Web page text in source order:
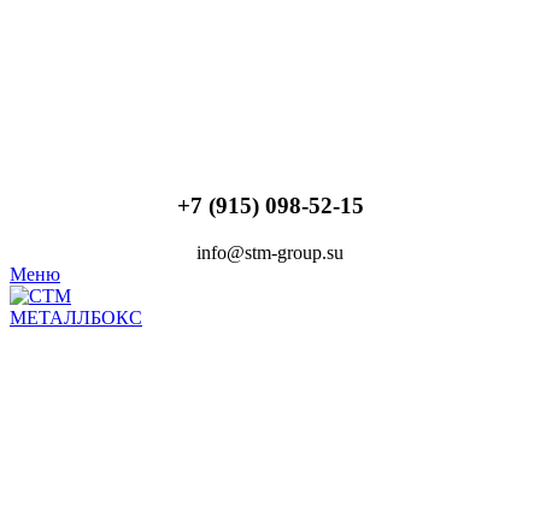
+7 (915) 098-52-15
info@stm-group.su
Меню